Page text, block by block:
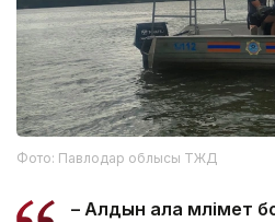
Фото: Павлодар облысы ТЖД
– Алдын ала мәлімет